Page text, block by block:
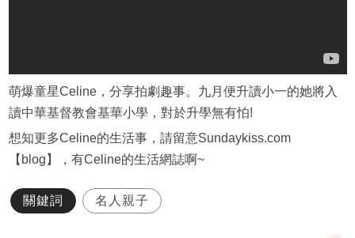
萌爆童星Celine，分享拍劇趣事。九月便升讀小一的她將入
讀中華基督教會基華小學，對於升學無有怕!
想知更多Celine的生活事，請留意Sundaykiss.com
【blog】，有Celine的生活網誌啊~
關鍵詞 名人親子